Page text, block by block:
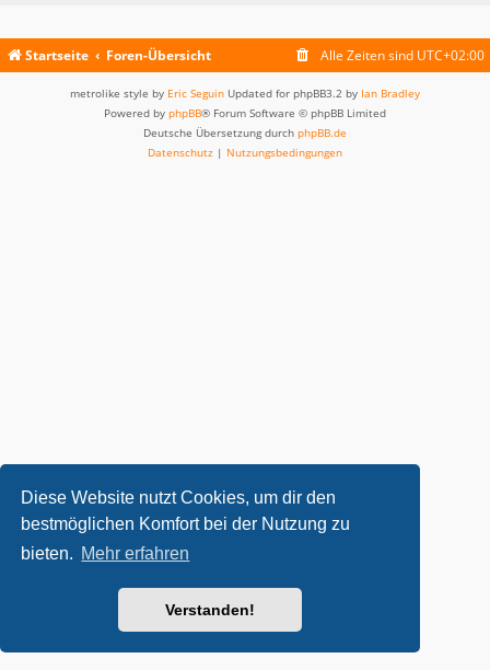
Diese Website nutzt Cookies, um dir den
bestmöglichen Komfort bei der Nutzung zu
bieten. Mehr erfahren
Verstanden!
Startseite Foren-Übersicht Alle Zeiten sind UTC+02:00
metrolike style by Eric Seguin Updated for phpBB3.2 by Ian Bradley
Powered by phpBB® Forum Software © phpBB Limited
Deutsche Übersetzung durch phpBB.de
Datenschutz | Nutzungsbedingungen